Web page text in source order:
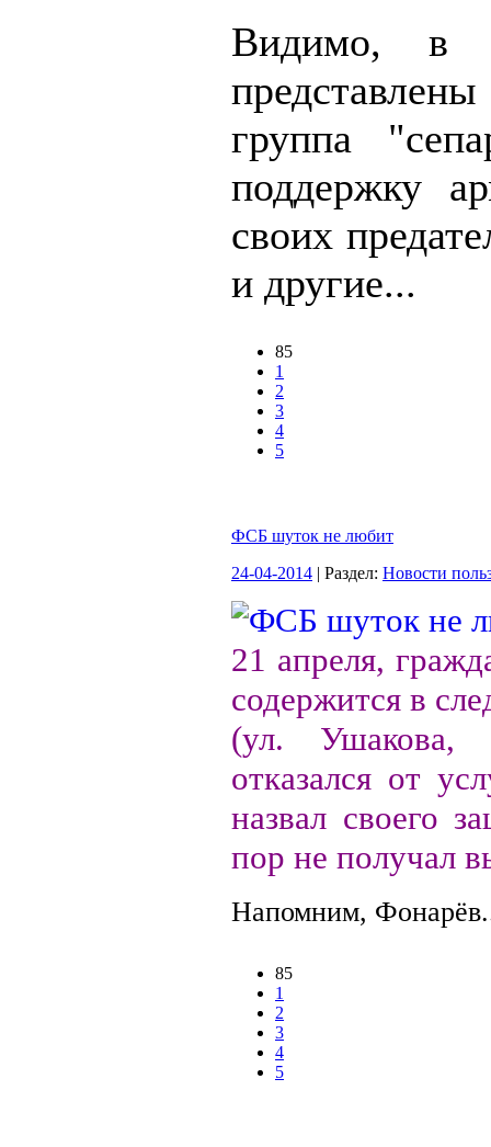
Видимо, в
группа
поддержку
своих
и другие...
85
1
2
3
4
5
ФСБ шуток не любит
24-04-2014 | Раздел: Новости
21 апреля,
содержится в
(ул.
отказался от
назвал своего
пор не получал
Напомним,
85
1
2
3
4
5